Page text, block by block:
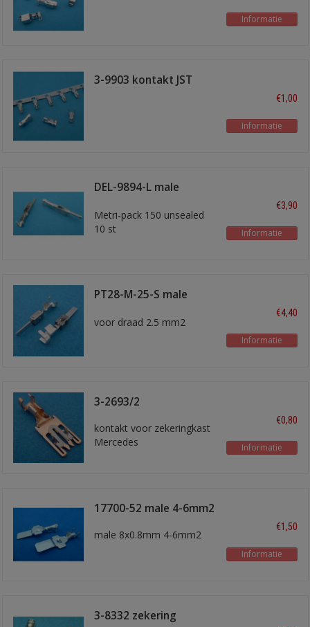
Informatie
3-9903 kontakt JST
€1,00
Informatie
DEL-9894-L male
Metri-pack 150 unsealed
10 st
€3,90
Informatie
PT28-M-25-S male
voor draad 2.5 mm2
€4,40
Informatie
3-2693/2
kontakt voor zekeringkast
Mercedes
€0,80
Informatie
17700-52 male 4-6mm2
male 8x0.8mm 4-6mm2
€1,50
Informatie
3-8332 zekering